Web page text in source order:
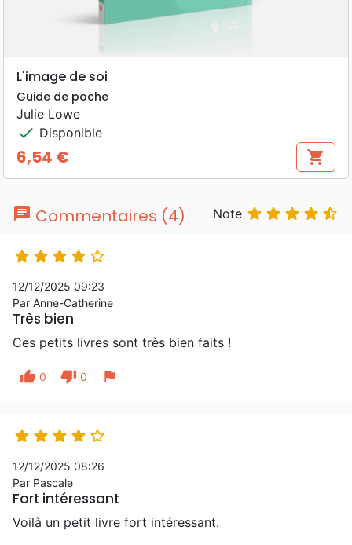
L'image de soi
Guide de poche
Julie Lowe
check Disponible
Prix
6,54 € shopping_cart
chat Commentaires (4) Note     
    
12/12/2025 09:23
Par Anne-Catherine
Très bien
Ces petits livres sont très bien faits !
thumb_up 0 thumb_down 0 flag
    
12/12/2025 08:26
Par Pascale
Fort intéressant
Voilà un petit livre fort intéressant.